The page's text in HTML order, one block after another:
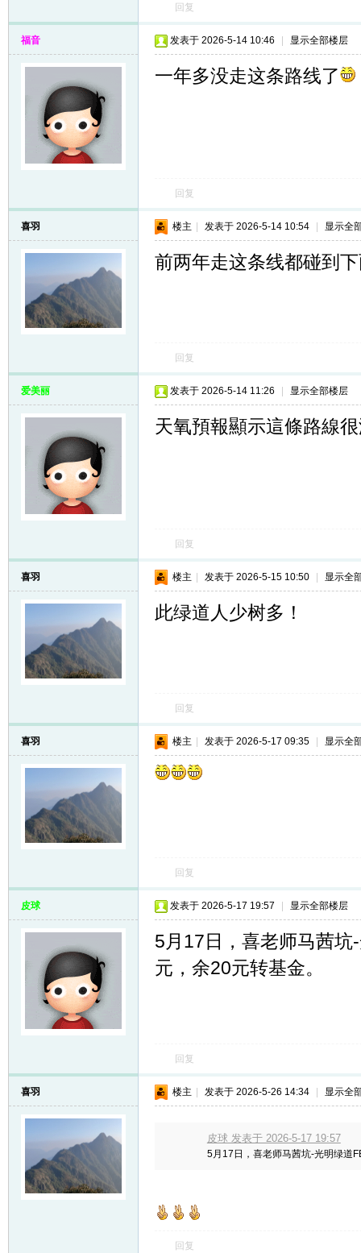
回复
福音 发表于 2026-5-14 10:46 显示全部楼层
一年多没走这条路线了
回复
喜羽 楼主 发表于 2026-5-14 10:54 显示全
前两年走这条线都碰到
回复
爱美丽 发表于 2026-5-14 11:26 显示全部楼层
天氧預報顯示這條路線
回复
喜羽 楼主 发表于 2026-5-15 10:50 显示全
此绿道人少树多！
回复
喜羽 楼主 发表于 2026-5-17 09:35 显示全
回复
皮球 发表于 2026-5-17 19:57 显示全部楼层
5月17日，喜老师马茜
元，余20元转基金。
回复
喜羽 楼主 发表于 2026-5-26 14:34 显示全
皮球 发表于 2026-5-17 19:57
5月17日，喜老师马茜坑-光明绿道
回复